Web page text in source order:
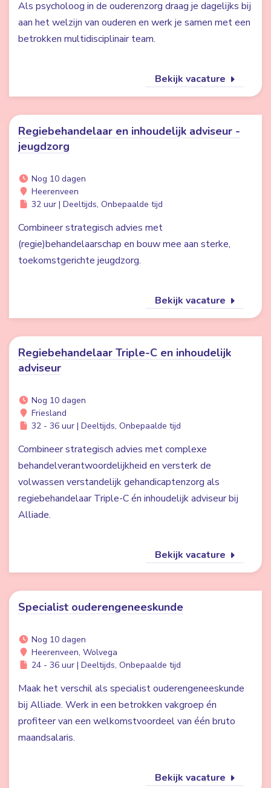
Als psycholoog in de ouderenzorg draag je dagelijks bij
aan het welzijn van ouderen en werk je samen met een
betrokken multidisciplinair team.
Bekijk vacature
Regiebehandelaar en inhoudelijk adviseur -
jeugdzorg
Nog 10 dagen
Heerenveen
32 uur | Deeltijds, Onbepaalde tijd
Combineer strategisch advies met
(regie)behandelaarschap en bouw mee aan sterke,
toekomstgerichte jeugdzorg.
Bekijk vacature
Regiebehandelaar Triple-C en inhoudelijk
adviseur
Nog 10 dagen
Friesland
32 - 36 uur | Deeltijds, Onbepaalde tijd
Combineer strategisch advies met complexe
behandelverantwoordelijkheid en versterk de
volwassen verstandelijk gehandicaptenzorg als
regiebehandelaar Triple-C én inhoudelijk adviseur bij
Alliade.
Bekijk vacature
Specialist ouderengeneeskunde
Nog 10 dagen
Heerenveen, Wolvega
24 - 36 uur | Deeltijds, Onbepaalde tijd
Maak het verschil als specialist ouderengeneeskunde
bij Alliade. Werk in een betrokken vakgroep én
profiteer van een welkomstvoordeel van één bruto
maandsalaris.
Bekijk vacature